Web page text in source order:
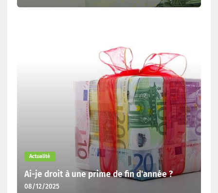
Actualité
Ai-je droit à une prime de fin d'année ?
08/12/2025